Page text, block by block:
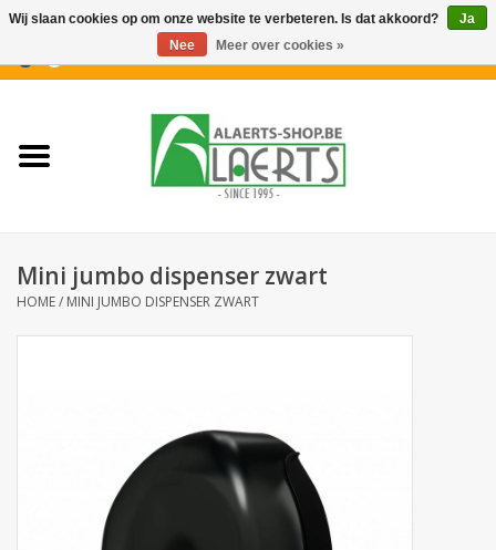
Nieuwigheden
Koffiekoekjes
Aperitiefkoekjes
Mini jumbo dispenser zwart
HOME/ MINI JUMBO DISPENSER ZWART
Wij slaan cookies op om onze website te verbeteren. Is dat akkoord?
Ja
Nee
Meer over cookies »